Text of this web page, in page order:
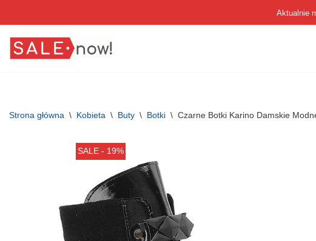
do
Aktualnie
Strona główna \ Kobieta \ Buty \ Botki \ Czarne Botki Karino Damskie
SALE - 19%